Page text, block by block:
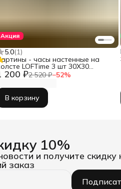
Акция
5.0(1)
200 ₽2 520 ₽−52%
- часы настенные на
LOFTime 3 шт 30Х30
ПРОВАНС Ч-634-3030
В корзину
10%
и получите скидку
заказ